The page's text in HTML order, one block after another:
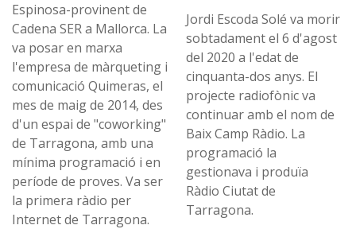
Espinosa-provinent de
Cadena SER a Mallorca. La
va posar en marxa
l'empresa de màrqueting i
comunicació Quimeras, el
mes de maig de 2014, des
d'un espai de "coworking"
de Tarragona, amb una
mínima programació i en
període de proves. Va ser
la primera ràdio per
Internet de Tarragona.
Jordi Escoda Solé va morir
sobtadament el 6 d'agost
del 2020 a l'edat de
cinquanta-dos anys. El
projecte radiofònic va
continuar amb el nom de
Baix Camp Ràdio. La
programació la
gestionava i produïa
Ràdio Ciutat de
Tarragona.